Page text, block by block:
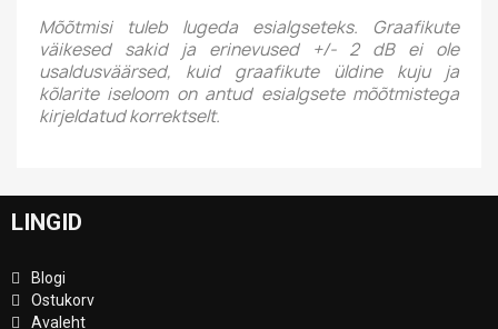
Mõõtmisi tuleb lugeda esialgseteks. Graafikute
väikesed sakid ja erinevused +/- 2 dB ei ole
usaldusväärsed, kuid graafikute üldine kuju ja
kõlarite iseloom on antud esialgsete mõõtmistega
kirjeldatud korrektselt.
LINGID
Blogi
Ostukorv
Avaleht